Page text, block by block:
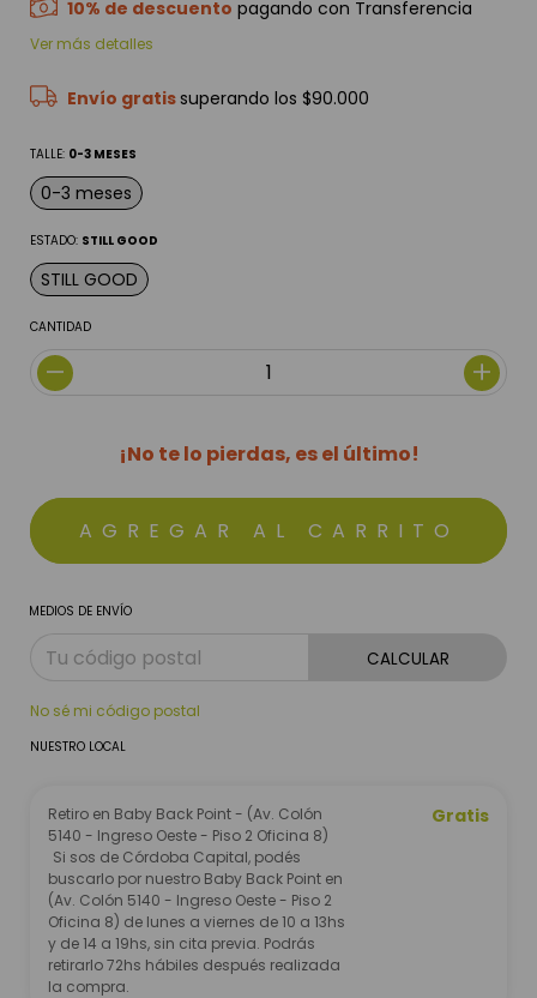
10% de descuento pagando con Transferencia
Ver más detalles
Envío gratissuperando los$90.000
TALLE: 0-3 MESES
0-3 meses
ESTADO: STILL GOOD
STILL GOOD
CANTIDAD
¡No te lo pierdas, es el último!
MEDIOS DE ENVÍO
CALCULAR
No sé mi código postal
NUESTRO LOCAL
Retiro en Baby Back Point - (Av. Colón
5140 - Ingreso Oeste - Piso 2 Oficina 8)
Si sos de Córdoba Capital, podés
buscarlo por nuestro Baby Back Point en
(Av. Colón 5140 - Ingreso Oeste - Piso 2
Oficina 8) de lunes a viernes de 10 a 13hs
y de 14 a 19hs, sin cita previa. Podrás
retirarlo 72hs hábiles después realizada
la compra.
Gratis